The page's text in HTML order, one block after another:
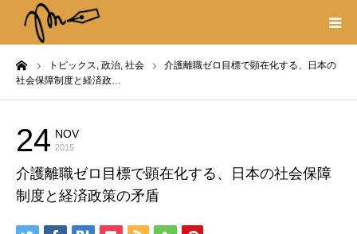
トピックス, 政治, 社会
介護離職ゼロ目標で顕在化する、日本の
社会保障制度と経済政…
24 NOV
2015
介護離職ゼロ目標で顕在化する、日本の社会保障
制度と経済政策の矛盾
プロフィール
取材や出演の依頼